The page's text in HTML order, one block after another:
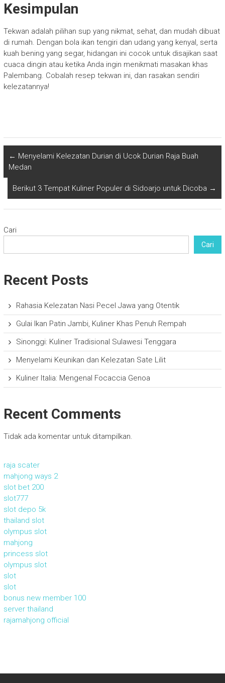
Kesimpulan
Tekwan adalah pilihan sup yang nikmat, sehat, dan mudah dibuat
di rumah. Dengan bola ikan tengiri dan udang yang kenyal, serta
kuah bening yang segar, hidangan ini cocok untuk disajikan saat
cuaca dingin atau ketika Anda ingin menikmati masakan khas
Palembang. Cobalah resep tekwan ini, dan rasakan sendiri
kelezatannya!
← Menyelami Kelezatan Durian di Ucok Durian Raja Buah
Medan
Berikut 3 Tempat Kuliner Populer di Sidoarjo untuk Dicoba →
Cari
Cari
Recent Posts
Rahasia Kelezatan Nasi Pecel Jawa yang Otentik
Gulai Ikan Patin Jambi, Kuliner Khas Penuh Rempah
Sinonggi: Kuliner Tradisional Sulawesi Tenggara
Menyelami Keunikan dan Kelezatan Sate Lilit
Kuliner Italia: Mengenal Focaccia Genoa
Recent Comments
Tidak ada komentar untuk ditampilkan.
raja scater
mahjong ways 2
slot bet 200
slot777
slot depo 5k
thailand slot
olympus slot
mahjong
princess slot
olympus slot
slot
slot
bonus new member 100
server thailand
rajamahjong official